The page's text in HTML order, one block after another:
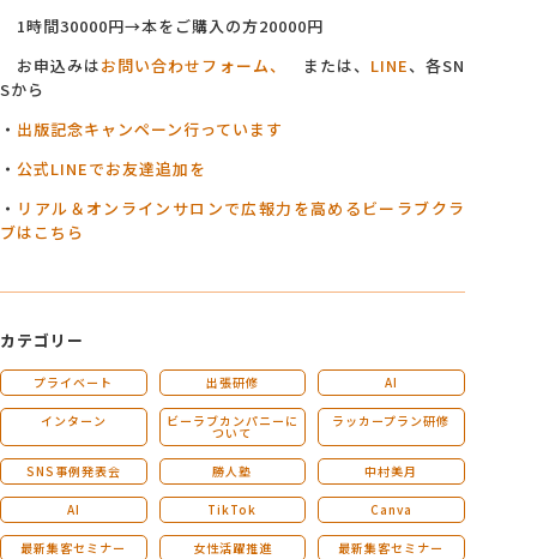
1時間30000円→本をご購入の方20000円
お申込みはお問い合わせフォーム、 または、 LINE、各SN
Sから
・ 出版記念キャンペーン行っています
・ 公式LINEでお友達追加を
・ リアル＆オンラインサロンで広報力を高めるビーラブクラ
ブはこちら
カテゴリー
プライベート 出張研修 AI
インターン ビーラブカンパニーに
ついて
ラッカープラン研修
SNS事例発表会 勝人塾 中村美月
AI TikTok Canva
最新集客セミナー 女性活躍推進 最新集客セミナー